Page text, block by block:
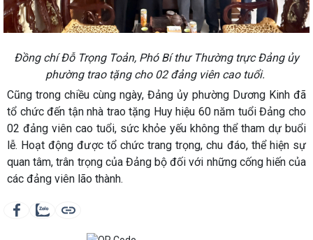
Đồng chí Đỗ Trọng Toản, Phó Bí thư Thường trực Đảng ủy
phường trao tặng cho 02 đảng viên cao tuổi.
Cũng trong chiều cùng ngày, Đảng ủy phường Dương Kinh đã
tổ chức đến tận nhà trao tặng Huy hiệu 60 năm tuổi Đảng cho
02 đảng viên cao tuổi, sức khỏe yếu không thể tham dự buổi
lễ. Hoạt động được tổ chức trang trọng, chu đáo, thể hiện sự
quan tâm, trân trọng của Đảng bộ đối với những cống hiến của
các đảng viên lão thành.